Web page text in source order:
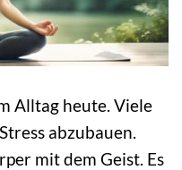
Alltag heute. Viele
abzubauen.
mit dem Geist. Es